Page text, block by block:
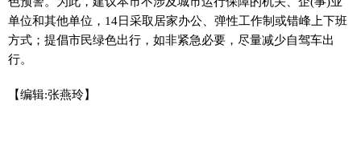
单位和其他单位，14日采取居家办公、弹性工作制或错峰上下班
方式；提倡市民绿色出行，如非紧急必要，尽量减少自驾车出
行。
【编辑:张燕玲】